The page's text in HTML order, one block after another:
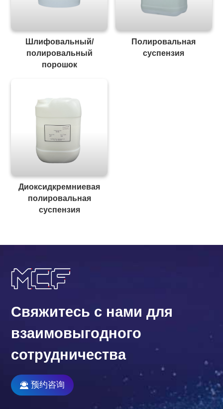
Шлифовальный/
полировальный
порошок
Полировальная
суспензия
Диоксидкремниевая
полировальная
суспензия
Свяжитесь с нами для
взаимовыгодного
сотрудничества
预约咨询